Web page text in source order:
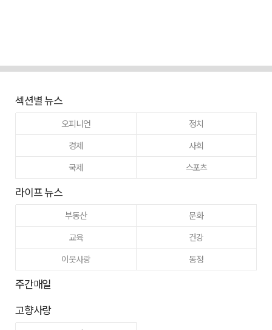
섹션별 뉴스
오피니언
정치
경제
사회
국제
스포츠
라이프 뉴스
부동산
문화
교육
건강
이웃사랑
동정
주간매일
고향사랑